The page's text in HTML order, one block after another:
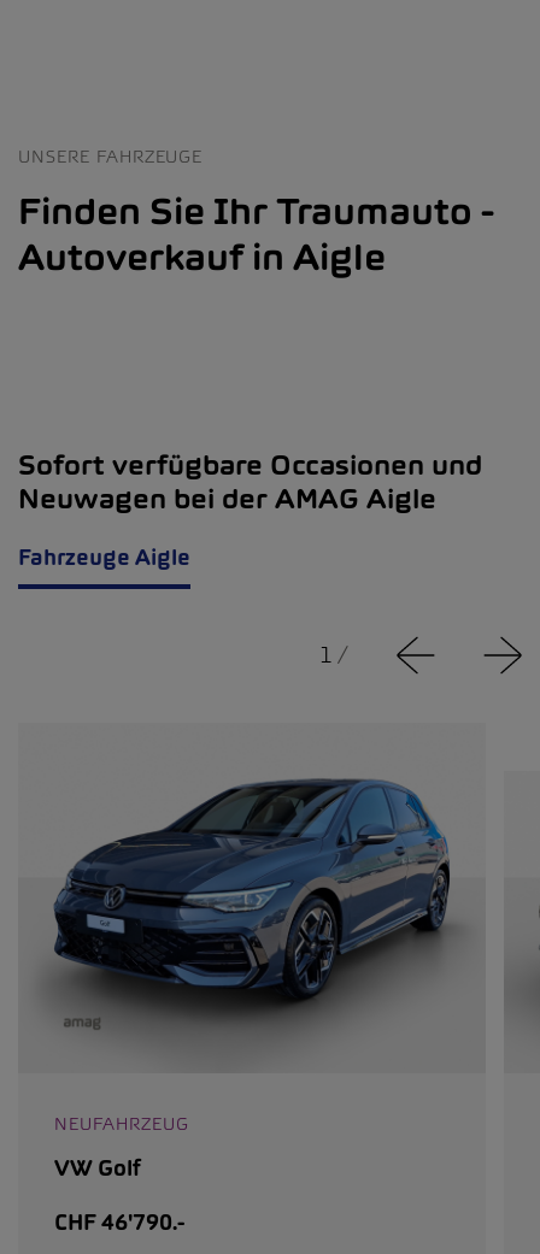
UNSERE FAHRZEUGE
Finden Sie Ihr Traumauto -
Autoverkauf in Aigle
Sofort verfügbare Occasionen und
Neuwagen bei der AMAG Aigle
Fahrzeuge Aigle
1 /
NEUFAHRZEUG
VW Golf
CHF 46'790.-